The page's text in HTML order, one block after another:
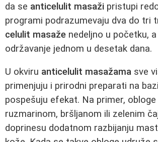
da se anticelulit masaži pristupi
programi podrazumevaju dva do tri
celulit masaže nedeljno u početku,
održavanje jednom u desetak dana.
U okviru anticelulit masažama sve
primenjuju i prirodni preparati na
pospešuju efekat. Na primer, obloge
ruzmarinom, bršljanom ili zelenim
doprinesu dodatnom razbijanju